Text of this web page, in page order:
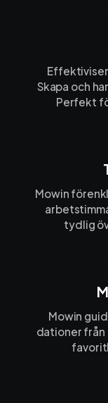
Skapa och
Perfekt
Mowin
tydlig
Mowin
dationer från